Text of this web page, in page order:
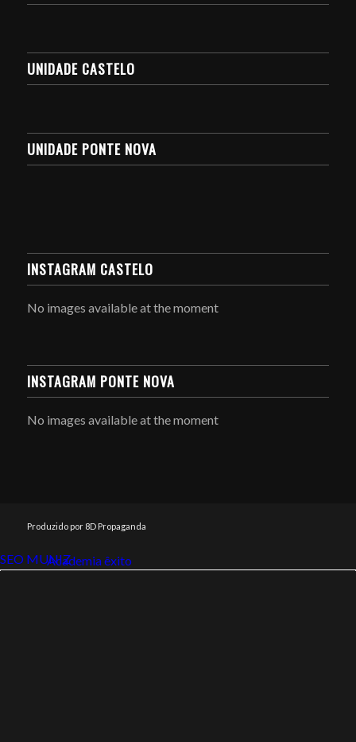
UNIDADE CASTELO
UNIDADE PONTE NOVA
INSTAGRAM CASTELO
No images available at the moment
INSTAGRAM PONTE NOVA
No images available at the moment
Produzido por 8D Propaganda
SEO MUNIZ
Link112Academia êxito